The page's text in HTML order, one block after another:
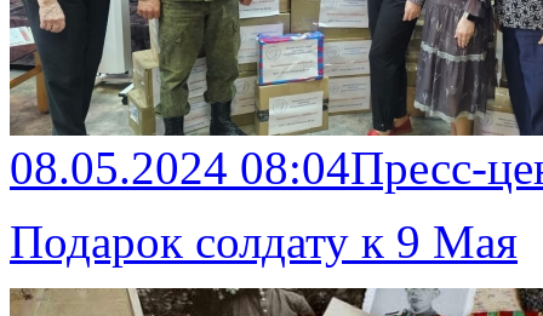
08.05.2024 08:04Пресс-
Подарок солдату к 9 Мая